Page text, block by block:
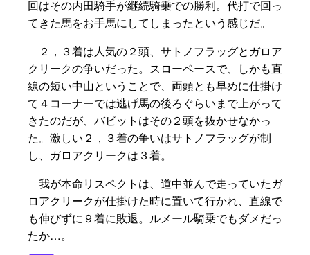
回はその内田騎手が継続騎乗での勝利。代打で回っ
てきた馬をお手馬にしてしまったという感じだ。
２，３着は人気の２頭、サトノフラッグとガロア
クリークの争いだった。スローペースで、しかも直
線の短い中山ということで、両頭とも早めに仕掛け
て４コーナーでは逃げ馬の後ろぐらいまで上がって
きたのだが、バビットはその２頭を抜かせなかっ
た。激しい２，３着の争いはサトノフラッグが制
し、ガロアクリークは３着。
我が本命リスペクトは、道中並んで走っていたガ
ロアクリークが仕掛けた時に置いて行かれ、直線で
も伸びずに９着に敗退。ルメール騎乗でもダメだっ
たか…。